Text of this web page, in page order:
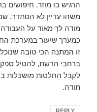
הרגיש בו מוזר.
משהו עדיין לא הסתדר.
מודה לך מאוד על
כמערך שיעור במערכת
זו המתנה הכי טובה
ברחבי הרשת, להטיל ספק
לקבל החלטות מושכלות
תודה.